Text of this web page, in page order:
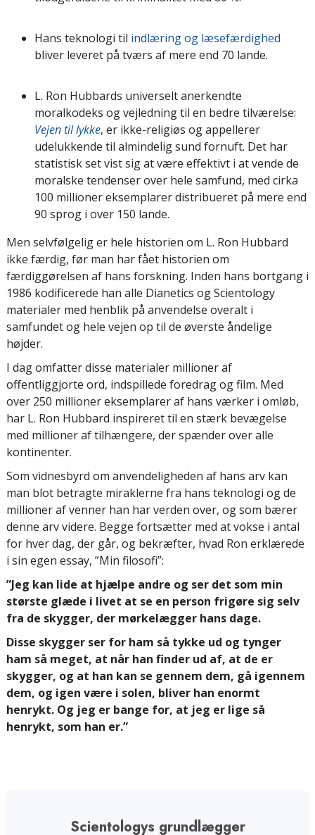
Hans teknologi til indlæring og læsefærdighed
bliver leveret på tværs af mere end 70 lande.
L. Ron Hubbards universelt anerkendte
moralkodeks og vejledning til en bedre tilværelse:
Vejen til lykke, er ikke-religiøs og appellerer
udelukkende til almindelig sund fornuft. Det har
statistisk set vist sig at være effektivt i at vende de
moralske tendenser over hele samfund, med cirka
100 millioner eksemplarer distribueret på mere end
90 sprog i over 150 lande.
Men selvfølgelig er hele historien om L. Ron Hubbard
ikke færdig, før man har fået historien om
færdiggørelsen af hans forskning. Inden hans bortgang i
1986 kodificerede han alle Dianetics og Scientology
materialer med henblik på anvendelse overalt i
samfundet og hele vejen op til de øverste åndelige
højder.
I dag omfatter disse materialer millioner af
offentliggjorte ord, indspillede foredrag og film. Med
over 250 millioner eksemplarer af hans værker i omløb,
har L. Ron Hubbard inspireret til en stærk bevægelse
med millioner af tilhængere, der spænder over alle
kontinenter.
Som vidnesbyrd om anvendeligheden af hans arv kan
man blot betragte miraklerne fra hans teknologi og de
millioner af venner han har verden over, og som bærer
denne arv videre. Begge fortsætter med at vokse i antal
for hver dag, der går, og bekræfter, hvad Ron erklærede
i sin egen essay, ”Min filosofi”:
”Jeg kan lide at hjælpe andre og ser det som min
største glæde i livet at se en person frigøre sig selv
fra de skygger, der mørkelægger hans dage.
Disse skygger ser for ham så tykke ud og tynger
ham så meget, at når han finder ud af, at de er
skygger, og at han kan se gennem dem, gå igennem
dem, og igen være i solen, bliver han enormt
henrykt. Og jeg er bange for, at jeg er lige så
henrykt, som han er.”
Scientologys grundlægger